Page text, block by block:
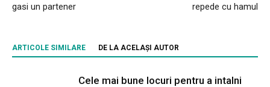
gasi un partener
repede cu hamul
ARTICOLE SIMILARE DE LA ACELAȘI AUTOR
Cele mai bune locuri pentru a intalni